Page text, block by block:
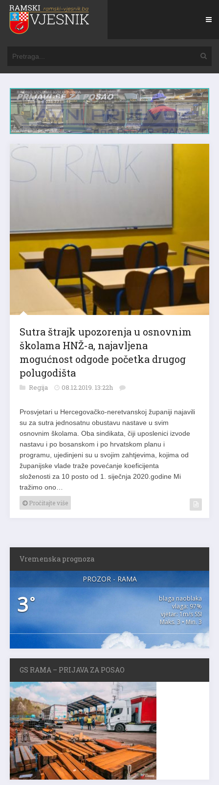
Sutra štrajk upozorenja u osnovnim
školama HNŽ-a, najavljena
mogućnost odgode početka drugog
polugodišta
Regija 08.12.2019. 13:22h
Prosvjetari u Hercegovačko-neretvanskoj županiji najavili
su za sutra jednosatnu obustavu nastave u svim
osnovnim školama. Oba sindikata, čiji uposlenici izvode
nastavu i po bosanskom i po hrvatskom planu i
programu, ujedinjeni su u svojim zahtjevima, kojima od
županijske vlade traže povećanje koeficijenta
složenosti za 10 posto od 1. siječnja 2020.godine Mi
tražimo ono…
Pročitajte više
Vremenska prognoza
PROZOR - RAMA
3°
blaga naoblaka
vlaga: 97%
vjetar: 1m/s SSI
Maks. 3 • Min. 3
GS RAMA – PRIJAVA ZA POSAO